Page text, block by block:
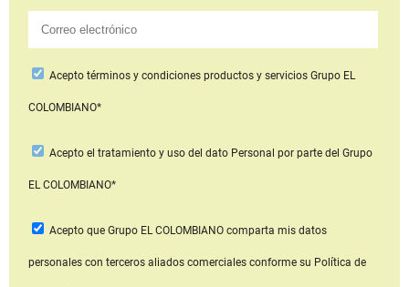
Aceptotérminos y condiciones productos y serviciosGrupo EL
COLOMBIANO*
Acepto el tratamiento y uso del dato Personal por parte del Grupo
EL COLOMBIANO*
Acepto que Grupo EL COLOMBIANOcomparta mis datos
personales con terceros aliados comerciales conforme su Política de